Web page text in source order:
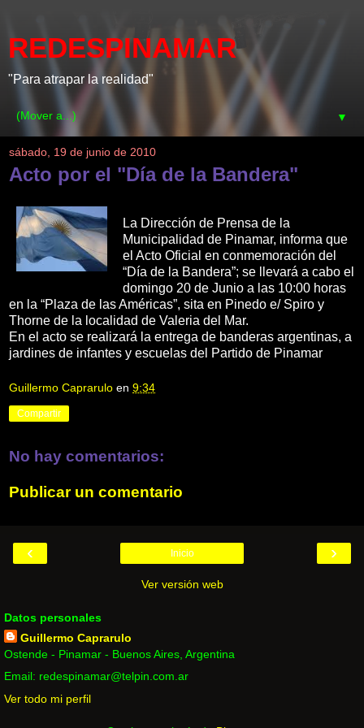
REDESPINAMAR
"Para atrapar la realidad"
▼
sábado, 19 de junio de 2010
Acto por el "Día de la Bandera"
La Dirección de Prensa de la
Municipalidad de Pinamar, informa que
el Acto Oficial en conmemoración del
“Día de la Bandera”; se llevará a cabo el
domingo 20 de Junio a las 10:00 horas
en la “Plaza de las Américas”, sita en Pinedo e/ Spiro y
Thorne de la localidad de Valeria del Mar.
En el acto se realizará la entrega de banderas argentinas, a
jardines de infantes y escuelas del Partido de Pinamar
Guillermo Caprarulo en 9:34
Compartir
No hay comentarios:
Publicar un comentario
‹ ›
Inicio
Ver versión web
Datos personales
Guillermo Caprarulo
Ostende - Pinamar - Buenos Aires, Argentina
Email: redespinamar@telpin.com.ar
Ver todo mi perfil